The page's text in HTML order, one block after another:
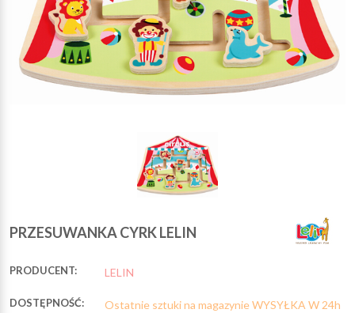
PRZESUWANKA CYRK LELIN
PRODUCENT: LELIN
DOSTĘPNOŚĆ: Ostatnie sztuki na magazynie WYSYŁKA W 24h